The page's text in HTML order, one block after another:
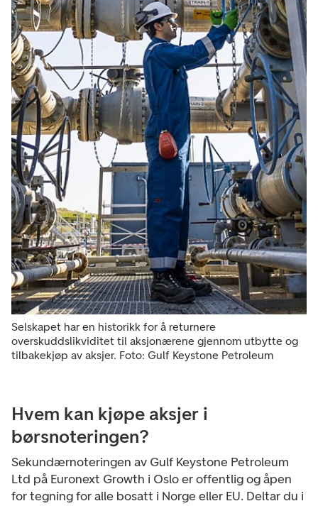
Selskapet har en historikk for å returnere
overskuddslikviditet til aksjonærene gjennom utbytte og
tilbakekjøp av aksjer. Foto: Gulf Keystone Petroleum
Hvem kan kjøpe aksjer i
børsnoteringen?
Sekundærnoteringen av Gulf Keystone Petroleum
Ltd på Euronext Growth i Oslo er offentlig og åpen
for tegning for alle bosatt i Norge eller EU. Deltar du i